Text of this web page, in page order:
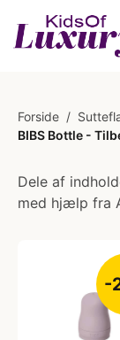
Forside /
BIBS Bottle -
Dele af
med hjælp fra
-